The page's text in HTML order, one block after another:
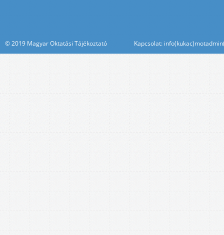
© 2019 Magyar Oktatási Tájékoztató Kapcsolat: